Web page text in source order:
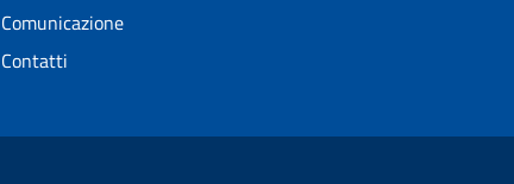
Comunicazione
Contatti